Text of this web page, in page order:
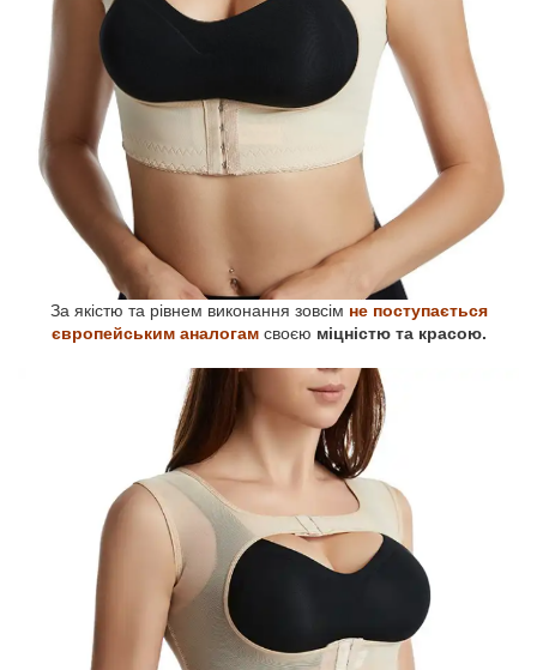
За якістю та рівнем виконання зовсім не поступається
європейським аналогамсвоєю міцністю та красою.